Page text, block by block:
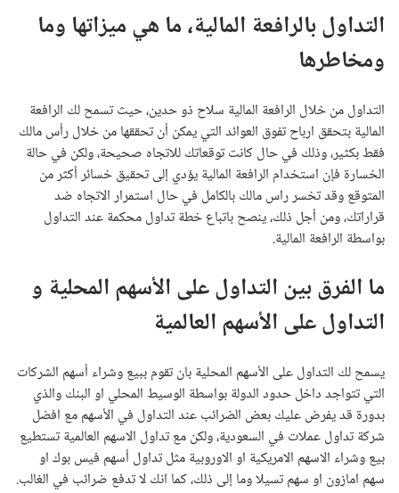
التداول بالرافعة المالية، ما هي ميزاتها وما
ومخاطرها
التداول من خلال الرافعة المالية سلاح ذو حدين، حيث تسمح لك الرافعة
المالية بتحقق ارباح تفوق العوائد التي يمكن أن تحققها من خلال رأس مالك
فقط بكثير، وذلك في حال كانت توقعاتك للاتجاه صحيحة، ولكن في حالة
الخسارة فإن استخدام الرافعة المالية يؤدي إلى تحقيق خسائر أكثر من
المتوقع وقد تخسر راس مالك بالكامل في حال استمرار الاتجاه ضد
قراراتك، ومن أجل ذلك، ينصح باتباع خطة تداول محكمة عند التداول
بواسطة الرافعة المالية.
ما الفرق بين التداول على الأسهم المحلية و
التداول على الأسهم العالمية
يسمح لك التداول على الأسهم المحلية بان تقوم ببيع وشراء أسهم الشركات
التي تتواجد داخل حدود الدولة بواسطة الوسيط المحلي او البنك والذي
بدورة قد يفرض عليك بعض الضرائب عند التداول في الأسهم مع افضل
شركة تداول عملات في السعودية، ولكن مع تداول الاسهم العالمية تستطيع
بيع وشراء الاسهم الامريكية او الاوروبية مثل تداول أسهم فيس بوك او
سهم امازون او سهم تسيلا وما إلى ذلك، كما انك لا تدفع ضرائب في الغالب.